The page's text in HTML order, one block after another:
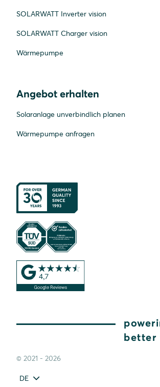
SOLARWATT Inverter vision
SOLARWATT Charger vision
Wärmepumpe
Angebot erhalten
Solaranlage unverbindlich planen
Wärmepumpe anfragen
better
© 2021 - 2026
DE